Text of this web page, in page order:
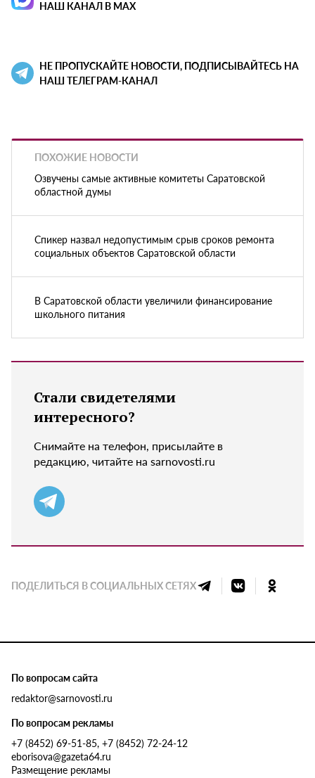
НАШ КАНАЛ В MAX
НЕ ПРОПУСКАЙТЕ НОВОСТИ, ПОДПИСЫВАЙТЕСЬ НА
НАШ ТЕЛЕГРАМ-КАНАЛ
ПОХОЖИЕ НОВОСТИ
Озвучены самые активные комитеты Саратовской
областной думы
Спикер назвал недопустимым срыв сроков ремонта
социальных объектов Саратовской области
В Саратовской области увеличили финансирование
школьного питания
Стали свидетелями
интересного?
Снимайте на телефон, присылайте в
редакцию, читайте на sarnovosti.ru
ПОДЕЛИТЬСЯ В СОЦИАЛЬНЫХ СЕТЯХ
По вопросам сайта
redaktor@sarnovosti.ru
По вопросам рекламы
+7 (8452) 69-51-85, +7 (8452) 72-24-12
eborisova@gazeta64.ru
Размещение рекламы